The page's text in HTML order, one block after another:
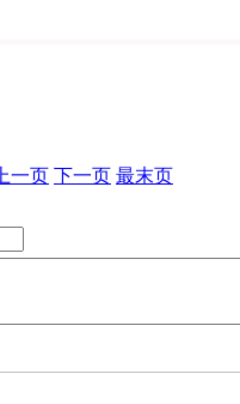
上一页 下一页 最末页